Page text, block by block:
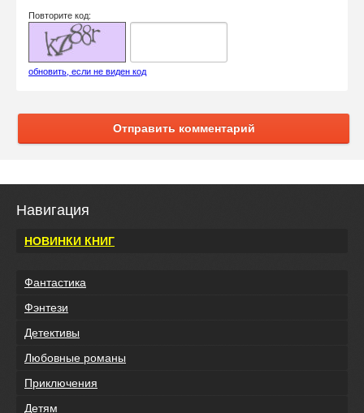
Повторите код:
обновить, если не виден код
Отправить комментарий
Навигация
НОВИНКИ КНИГ
Фантастика
Фэнтези
Детективы
Любовные романы
Приключения
Детям